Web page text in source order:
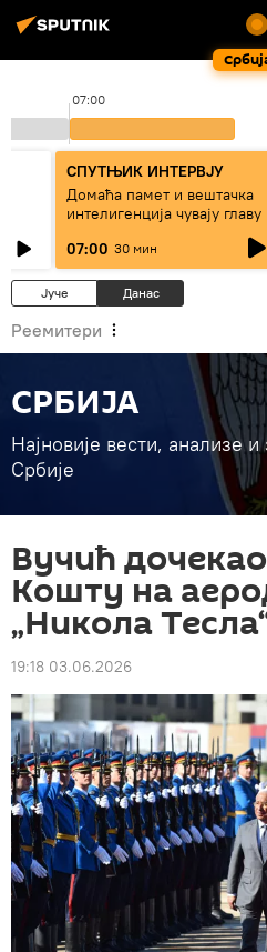
07:00
СПУТЊИК ИНТЕРВЈУ
Домаћа памет и вештачка
интелигенција чувају главу
07:00 30 мин
Јуче Данас
Реемитери
СРБИЈА
Најновије вести, анализе
Србије
Вучић
Кошту на
„Никола
19:18 03.06.2026